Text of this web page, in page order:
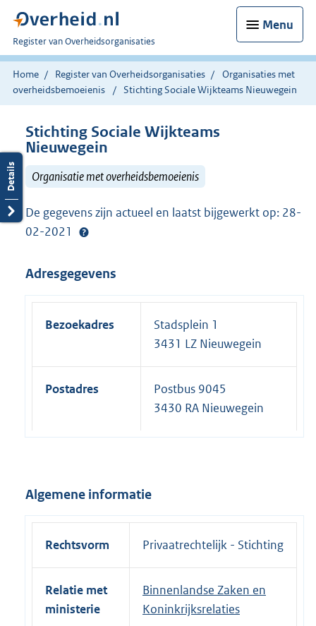
Menu
U
bent
nu
hier:
Register van Overheidsorganisaties
Home Register van Overheidsorganisaties
Organisaties met
overheidsbemoeienis
Stichting Sociale Wijkteams Nieuwegein
Stichting Sociale Wijkteams
Nieuwegein
Organisatie met overheidsbemoeienis
De gegevens zijn actueel en laatst bijgewerkt op: 28-
02-2021
Adresgegevens
Bezoekadres
Stadsplein 1
3431 LZ Nieuwegein
Postadres
Postbus 9045
3430 RA Nieuwegein
Algemene informatie
Rechtsvorm Privaatrechtelijk - Stichting
Relatie met
ministerie
Binnenlandse Zaken en
Koninkrijksrelaties